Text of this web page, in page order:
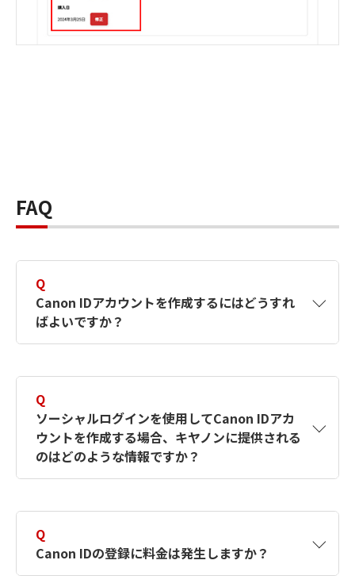
FAQ
Q
Canon IDアカウントを作成するにはどうすれ
ばよいですか？
す。詳しい作成方法は【カメラ】Canon IDとは
何ですか？Canon IDの作成方法は？をご確認く
ださい。
Q
ソーシャルログインを使用してCanon IDアカ
ウントを作成する場合、キヤノンに提供される
のはどのような情報ですか？
択したサービスから取得します。アカウントを
簡単に作成できるように、この情報を使用して
Canon IDの登録フォームを入力します。
Q
Canon IDの登録に料金は発生しますか？